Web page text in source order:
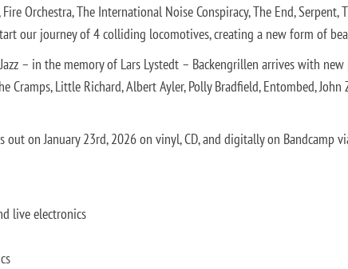
Orchestra, The International Noise Conspiracy, The End, Serpent,
our journey of 4 colliding locomotives, creating a new form of
– in the memory of Lars Lystedt – Backengrillen arrives with new
Cramps, Little Richard, Albert Ayler, Polly Bradfield, Entombed, John
on January 23rd, 2026 on vinyl, CD, and digitally on Bandcamp
live electronics